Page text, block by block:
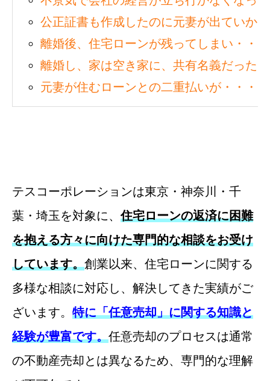
公正証書も作成したのに元妻が出ていか
離婚後、住宅ローンが残ってしまい・・・
離婚し、家は空き家に、共有名義だった
元妻が住むローンとの二重払いが・・・
テスコーポレーションは東京・神奈川・千
葉・埼玉を対象に、住宅ローンの返済に困難
を抱える方々に向けた専門的な相談をお受け
しています。創業以来、住宅ローンに関する
多様な相談に対応し、解決してきた実績がご
ざいます。 特に「任意売却」に関する知識と
経験が豊富です。任意売却のプロセスは通常
の不動産売却とは異なるため、専門的な理解